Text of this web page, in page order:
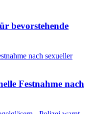
bevorstehende
Festnahme nach